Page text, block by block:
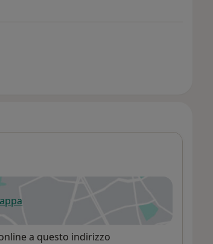
apre in una nuova scheda
a questo indirizzo